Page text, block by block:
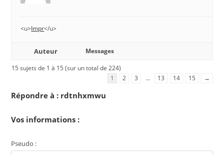
<u>Impr</u>
Auteur
Messages
15 sujets de 1 à 15 (sur un total de 224)
1
2 3 … 13 14 15 →
Répondre à : rdtnhxmwu
Vos informations :
Pseudo :